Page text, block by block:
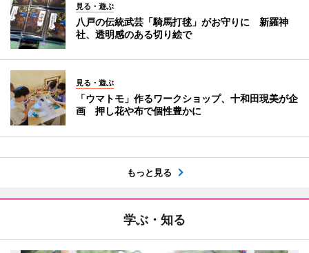
見る・遊ぶ
八戸の伝統武芸「騎馬打毬」がお守りに 新羅神
社、透明感のある切り絵で
見る・遊ぶ
「ウマトモ」作るワークショップ、十和田現美が企
画 押し花や布で個性豊かに
もっと見る
学ぶ・知る